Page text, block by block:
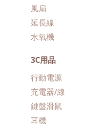
風扇
延長線
水氧機
3C用品
行動電源
充電器/線
鍵盤滑鼠
耳機